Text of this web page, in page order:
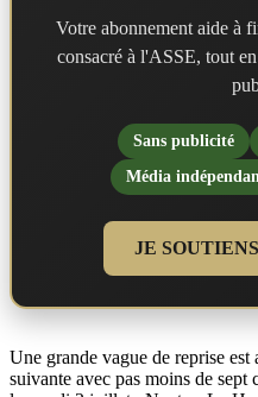
Votre abonnement aide à
consacré à l'ASSE, tout
Sans publicité
Média
JE
Une grande vague de reprise
suivante avec pas moins de sept